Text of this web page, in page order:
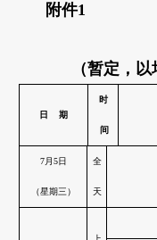
附件1
（暂定，